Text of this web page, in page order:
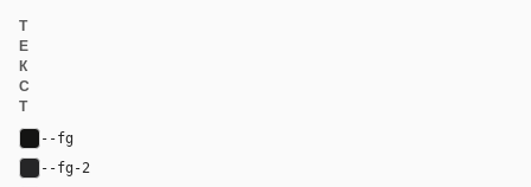
Т
Е
К
С
Т
--fg
--fg-2